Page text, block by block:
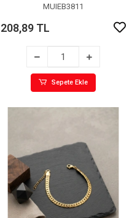
MUIEB3811
208,89 TL
Sepete Ekle